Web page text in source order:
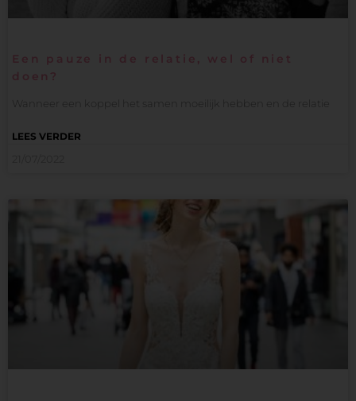
Een pauze in de relatie, wel of niet
doen?
Wanneer een koppel het samen moeilijk hebben en de relatie
LEES VERDER